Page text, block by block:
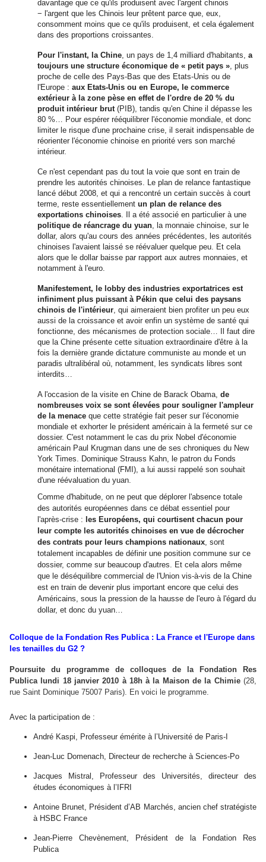
davantage que ce qu'ils produisent avec l'argent chinois
− l'argent que les Chinois leur prêtent parce que, eux,
consomment moins que ce qu'ils produisent, et cela également
dans des proportions croissantes.
Pour l'instant, la Chine , un pays de 1,4 milliard d'habitants,a
toujours une structure économique de « petit pays » , plus
proche de celle des Pays-Bas que des Etats-Unis ou de
l'Europe :aux Etats-Unis ou en Europe, le commerce
extérieur à la zone pèse en effet de l'ordre de 20 % du
produit intérieur brut (PIB), tandis qu'en Chine il dépasse les
80 %… Pour espérer rééquilibrer l'économie mondiale, et donc
limiter le risque d'une prochaine crise, il serait indispensable de
réorienter l'économie chinoise en priorité vers son marché
intérieur.
Ce n'est cependant pas du tout la voie que sont en train de
prendre les autorités chinoises. Le plan de relance fantastique
lancé début 2008, et qui a rencontré un certain succès à court
terme, reste essentiellementun plan de relance des
exportations chinoises . Il a été associé en particulier à une
politique de réancrage du yuan , la monnaie chinoise, sur le
dollar, alors qu'au cours des années précédentes, les autorités
chinoises l'avaient laissé se réévaluer quelque peu. Et cela
alors que le dollar baisse par rapport aux autres monnaies, et
notamment à l'euro.
Manifestement, le lobby des industries exportatrices est
infiniment plus puissant à Pékin que celui des paysans
chinois de l'intérieur , qui aimeraient bien profiter un peu eux
aussi de la croissance et avoir enfin un système de santé qui
fonctionne, des mécanismes de protection sociale… Il faut dire
que la Chine présente cette situation extraordinaire d'être à la
fois la dernière grande dictature communiste au monde et un
paradis ultralibéral où, notamment, les syndicats libres sont
interdits…
A l'occasion de la visite en Chine de Barack Obama,de
nombreuses voix se sont élevées pour souligner l'ampleur
de la menace que cette stratégie fait peser sur l'économie
mondiale et exhorter le président américain à la fermeté sur ce
dossier. C'est notamment le cas du prix Nobel d'économie
américain Paul Krugman dans une de ses chroniques du New
York Times. Dominique Strauss Kahn, le patron du Fonds
monétaire international (FMI), a lui aussi rappelé son souhait
d'une réévaluation du yuan.
Comme d'habitude, on ne peut que déplorer l'absence totale
des autorités européennes dans ce débat essentiel pour
l'après-crise : les Européens, qui courtisent chacun pour
leur compte les autorités chinoises en vue de décrocher
des contrats pour leurs champions nationaux , sont
totalement incapables de définir une position commune sur ce
dossier, comme sur beaucoup d'autres. Et cela alors même
que le déséquilibre commercial de l'Union vis-à-vis de la Chine
est en train de devenir plus important encore que celui des
Américains, sous la pression de la hausse de l'euro à l'égard du
dollar, et donc du yuan…
Colloque de la Fondation Res Publica : La France et l'Europe dans
les tenailles du G2 ?
Poursuite du programme de colloques de la Fondation Res
Publica lundi 18 janvier 2010 à 18h à la Maison de la Chimie (28,
rue Saint Dominique 75007 Paris). En voici le programme.
Avec la participation de :
André Kaspi, Professeur émérite à l’Université de Paris-I
Jean-Luc Domenach, Directeur de recherche à Sciences-Po
Jacques Mistral, Professeur des Universités, directeur des
études économiques à l’IFRI
Antoine Brunet, Président d’AB Marchés, ancien chef stratégiste
à HSBC France
Jean-Pierre Chevènement , Président de la Fondation Res
Publica